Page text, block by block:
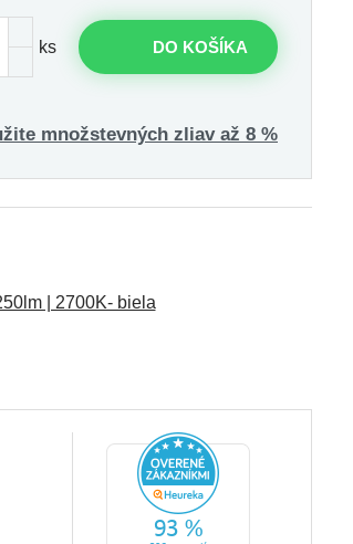
ks DO KOŠÍKA
množstevných zliav až 8 %
| 2700K- biela